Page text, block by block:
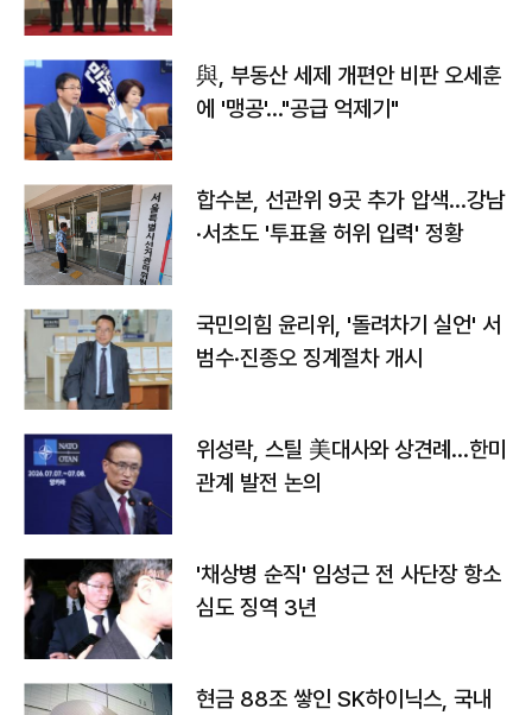
與, 부동산 세제 개편안 비판 오세훈
에 '맹공'…"공급 억제기"
합수본, 선관위 9곳 추가 압색…강남
·서초도 '투표율 허위 입력' 정황
국민의힘 윤리위, '돌려차기 실언' 서
범수·진종오 징계절차 개시
위성락, 스틸 美대사와 상견례…한미
관계 발전 논의
'채상병 순직' 임성근 전 사단장 항소
심도 징역 3년
현금 88조 쌓인 SK하이닉스, 국내